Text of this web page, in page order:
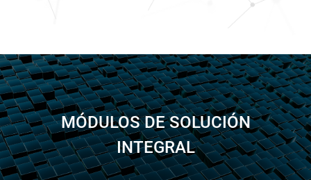
MÓDULOS DE SOLUCIÓN
INTEGRAL